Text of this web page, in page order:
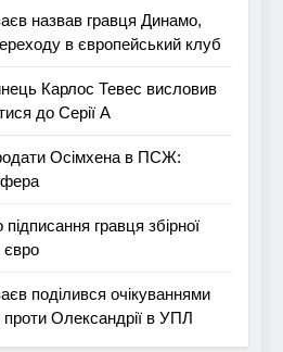
назвав гравця Динамо,
в європейський клуб
Карлос Тевес висловив
до Серії А
Осімхена в ПСЖ:
гравця збірної
євро
поділився очікуваннями
Олександрії в УПЛ